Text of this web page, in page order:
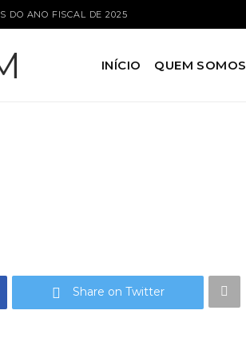
DO ANO FISCAL DE 2025
INÍCIO QUEM SOMOS
Share on Twitter